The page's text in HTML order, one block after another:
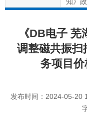
《DB电子
调整磁共振扫
务项目
发布时间：2024-05-20